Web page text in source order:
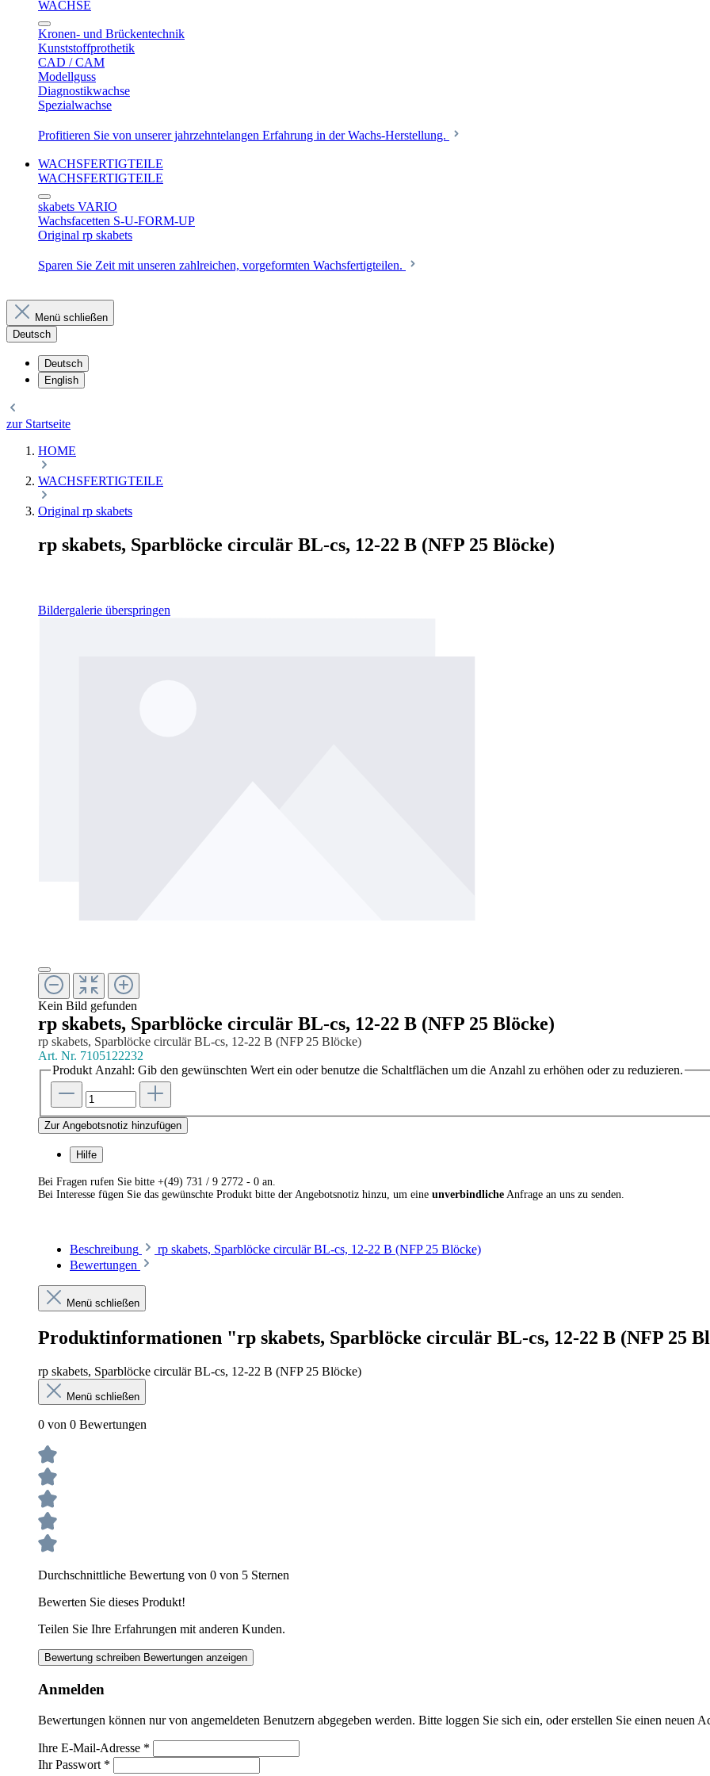
WACHSE
Kronen- und Brückentechnik
Kunststoffprothetik
CAD / CAM
Modellguss
Diagnostikwachse
Spezialwachse
Profitieren Sie von unserer jahrzehntelangen Erfahrung in der Wachs-Herstellung.
WACHSFERTIGTEILE
WACHSFERTIGTEILE
skabets VARIO
Wachsfacetten S-U-FORM-UP
Original rp skabets
Sparen Sie Zeit mit unseren zahlreichen, vorgeformten Wachsfertigteilen.
Menü schließen
Deutsch
Deutsch
English
zur Startseite
HOME
WACHSFERTIGTEILE
Original rp skabets
rp skabets, Sparblöcke circulär BL-cs, 12-22 B (NFP 25 Blöcke)
Bildergalerie überspringen
Kein Bild gefunden
rp skabets, Sparblöcke circulär BL-cs, 12-22 B (NFP 25 Blöcke)
rp skabets, Sparblöcke circulär BL-cs, 12-22 B (NFP 25 Blöcke)
Art. Nr. 7105122232
Produkt Anzahl: Gib den gewünschten Wert ein oder benutze die Schaltflächen um die Anzahl zu erhöhen oder zu reduzieren.
Zur Angebotsnotiz hinzufügen
Hilfe
Bei Fragen rufen Sie bitte +(49) 731 / 9 2772 - 0 an.
Bei Interesse fügen Sie das gewünschte Produkt bitte der Angebotsnotiz hinzu, um eine unverbindliche Anfrage an uns zu senden.
Beschreibung
rp skabets, Sparblöcke circulär BL-cs, 12-22 B (NFP 25 Blöcke)
Bewertungen
Menü schließen
Produktinformationen "rp skabets, Sparblöcke circulär BL-cs, 12-22 B (NFP 25
rp skabets, Sparblöcke circulär BL-cs, 12-22 B (NFP 25 Blöcke)
Menü schließen
0 von 0 Bewertungen
Durchschnittliche Bewertung von 0 von 5 Sternen
Bewerten Sie dieses Produkt!
Teilen Sie Ihre Erfahrungen mit anderen Kunden.
Bewertung schreiben Bewertungen anzeigen
Anmelden
Bewertungen können nur von angemeldeten Benutzern abgegeben werden. Bitte loggen Sie sich ein, oder erstellen Sie einen neuen
Ihre E-Mail-Adresse *
Ihr Passwort *